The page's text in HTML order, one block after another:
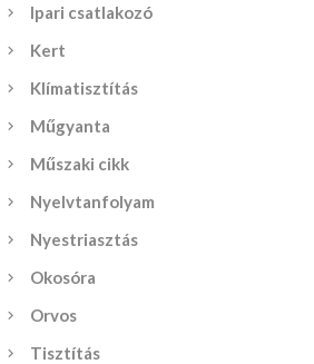
Ipari csatlakozó
Kert
Klímatisztítás
Műgyanta
Műszaki cikk
Nyelvtanfolyam
Nyestriasztás
Okosóra
Orvos
Tisztítás